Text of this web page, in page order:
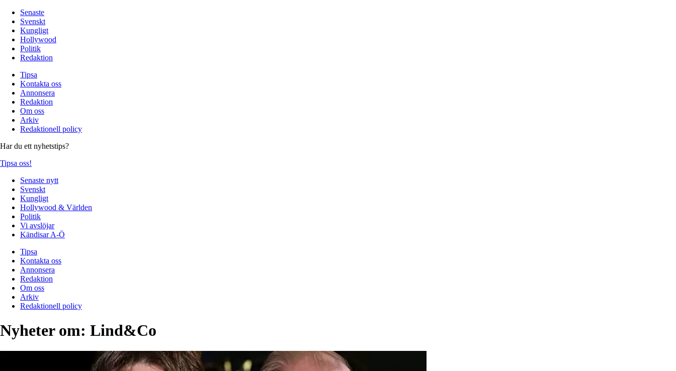
Senaste
Svenskt
Kungligt
Hollywood
Politik
Redaktion
Tipsa
Kontakta oss
Annonsera
Redaktion
Om oss
Arkiv
Redaktionell policy
Har du ett nyhetstips?
Tipsa oss!
Senaste nytt
Svenskt
Kungligt
Hollywood & Världen
Politik
Vi avslöjar
Kändisar A-Ö
Tipsa
Kontakta oss
Annonsera
Redaktion
Om oss
Arkiv
Redaktionell policy
Nyheter om: Lind&Co